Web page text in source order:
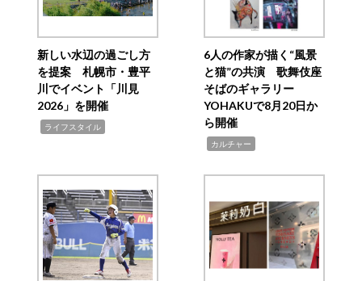
新しい水辺の過ごし方
を提案 札幌市・豊平
川でイベント「川見
2026」を開催
ライフスタイル
6人の作家が描く“風景
と猫”の共演 歌舞伎座
そばのギャラリー
YOHAKUで8月20日か
ら開催
カルチャー